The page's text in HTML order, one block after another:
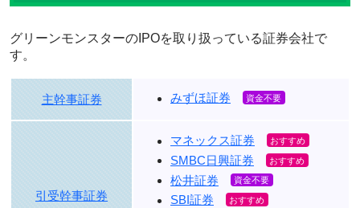
グリーンモンスターのIPOを取り扱っている証券会社で
す。
主幹事証券 みずほ証券
引受幹事証券
マネックス証券
SMBC日興証券
松井証券
SBI証券